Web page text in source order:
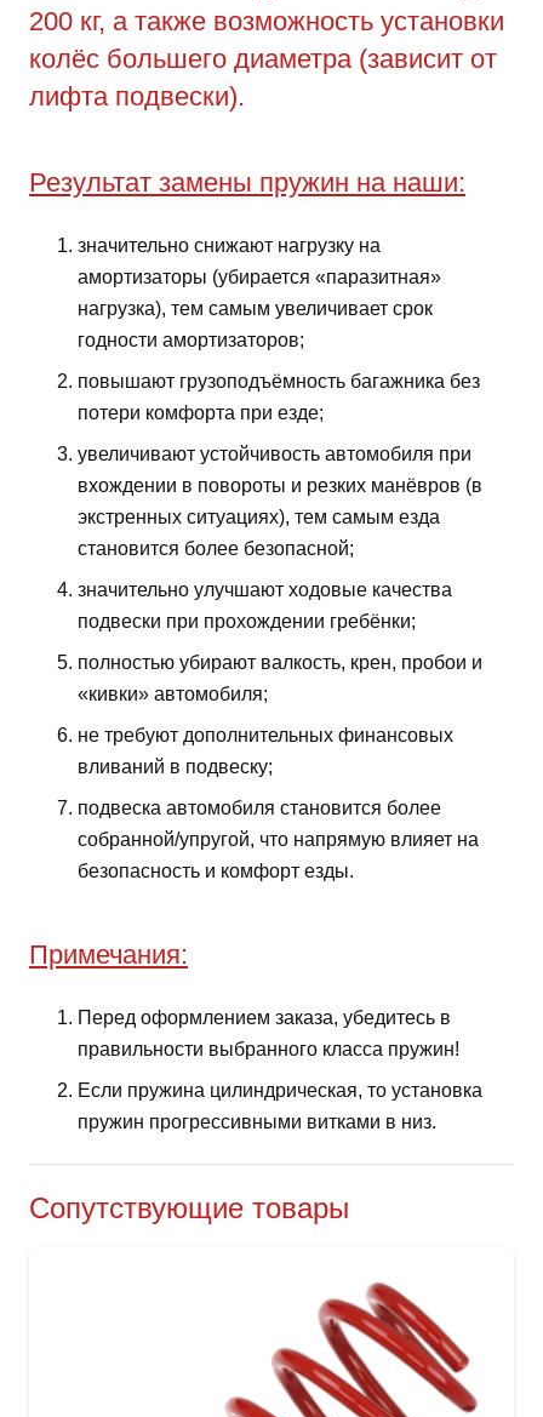
200 кг, а также возможность установки
колёс большего диаметра (зависит от
лифта подвески).
Результат замены пружин на наши:
значительно снижают нагрузку на
амортизаторы (убирается «паразитная»
нагрузка), тем самым увеличивает срок
годности амортизаторов;
повышают грузоподъёмность багажника без
потери комфорта при езде;
увеличивают устойчивость автомобиля при
вхождении в повороты и резких манёвров (в
экстренных ситуациях), тем самым езда
становится более безопасной;
значительно улучшают ходовые качества
подвески при прохождении гребёнки;
полностью убирают валкость, крен, пробои и
«кивки» автомобиля;
не требуют дополнительных финансовых
вливаний в подвеску;
подвеска автомобиля становится более
собранной/упругой, что напрямую влияет на
безопасность и комфорт езды.
Примечания:
Перед оформлением заказа, убедитесь в
правильности выбранного класса пружин!
Если пружина цилиндрическая, то установка
пружин прогрессивными витками в низ.
Сопутствующие товары